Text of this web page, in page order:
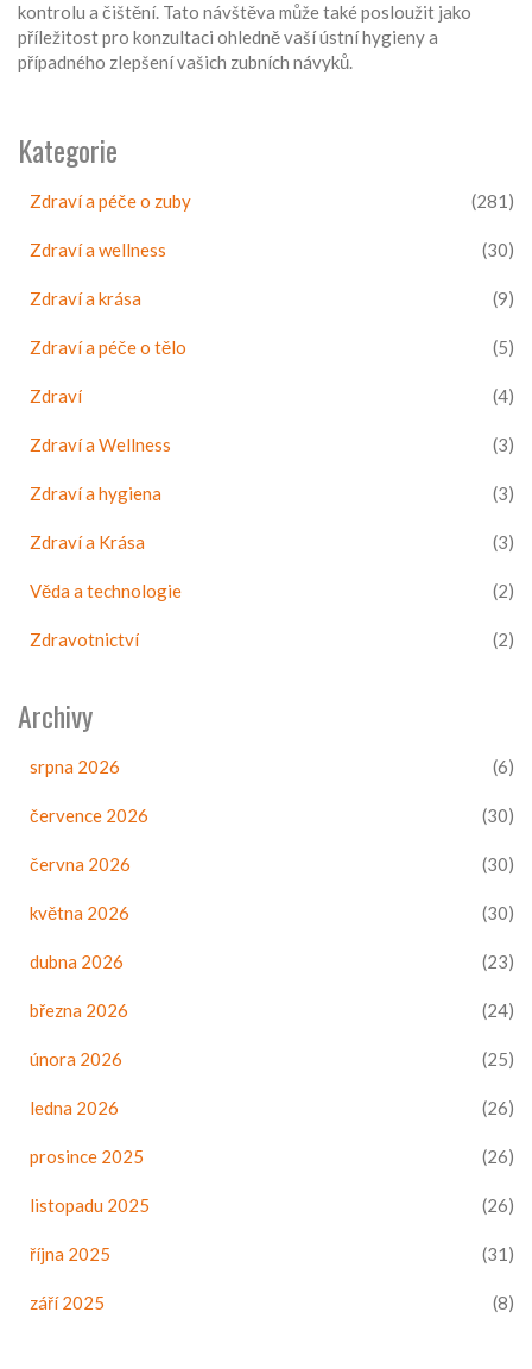
kontrolu a čištění. Tato návštěva může také posloužit jako
příležitost pro konzultaci ohledně vaší ústní hygieny a
případného zlepšení vašich zubních návyků.
Kategorie
Zdraví a péče o zuby (281)
Zdraví a wellness (30)
Zdraví a krása (9)
Zdraví a péče o tělo (5)
Zdraví (4)
Zdraví a Wellness (3)
Zdraví a hygiena (3)
Zdraví a Krása (3)
Věda a technologie (2)
Zdravotnictví (2)
Archivy
srpna 2026 (6)
července 2026 (30)
června 2026 (30)
května 2026 (30)
dubna 2026 (23)
března 2026 (24)
února 2026 (25)
ledna 2026 (26)
prosince 2025 (26)
listopadu 2025 (26)
října 2025 (31)
září 2025 (8)